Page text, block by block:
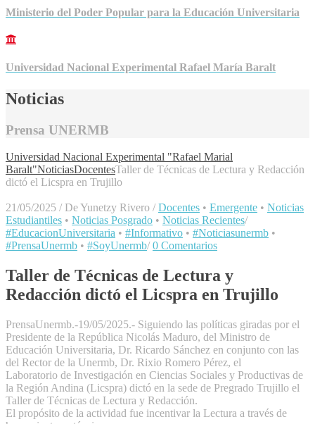
Ministerio del Poder Popular para la Educación Universitaria
Universidad Nacional Experimental Rafael María Baralt
Noticias
Prensa UNERMB
Universidad Nacional Experimental "Rafael Marial
Baralt"NoticiasDocentesTaller de Técnicas de Lectura y Redacción
dictó el Licspra en Trujillo
21/05/2025 / De Yunetzy Rivero / Docentes • Emergente • Noticias
Estudiantiles • Noticias Posgrado • Noticias Recientes/
#EducacionUniversitaria • #Informativo • #Noticiasunermb •
#PrensaUnermb • #SoyUnermb/ 0 Comentarios
Taller de Técnicas de Lectura y
Redacción dictó el Licspra en Trujillo
PrensaUnermb.-19/05/2025.- Siguiendo las políticas giradas por el
Presidente de la República Nicolás Maduro, del Ministro de
Educación Universitaria, Dr. Ricardo Sánchez en conjunto con las
del Rector de la Unermb, Dr. Rixio Romero Pérez, el
Laboratorio de Investigación en Ciencias Sociales y Productivas de
la Región Andina (Licspra) dictó en la sede de Pregrado Trujillo el
Taller de Técnicas de Lectura y Redacción.
El propósito de la actividad fue incentivar la Lectura a través de